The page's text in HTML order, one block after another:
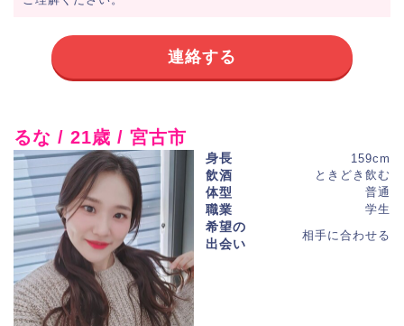
連絡する
るな / 21歳 / 宮古市
身長 159cm
飲酒 ときどき飲む
体型 普通
職業 学生
希望の
出会い
相手に合わせる